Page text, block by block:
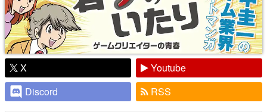
X
Youtube
Discord
RSS